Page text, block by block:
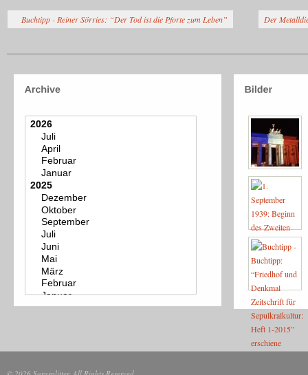
Buchtipp - Reiner Sörries: “Der Tod ist die Pforte zum Leben” Der